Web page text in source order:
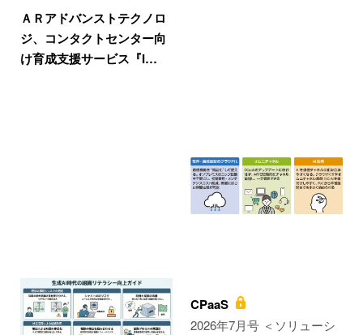
ＡＲアドバンストテクノロ
ジ、コンタクトセンター向
け育成支援サービス『I…
CPaaS
2026年7月号 ＜ソリューシ